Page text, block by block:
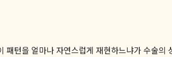
턴을 얼마나 자연스럽게 재현하느냐가 수술